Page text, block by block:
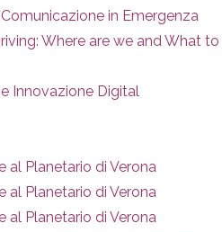
in Emergenza
Where are we and What to
Innovazione Digital
al Planetario di Verona
al Planetario di Verona
al Planetario di Verona